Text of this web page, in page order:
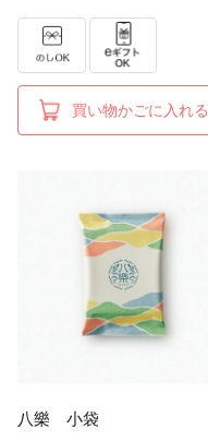
買い物かごに入れる
八樂 小袋